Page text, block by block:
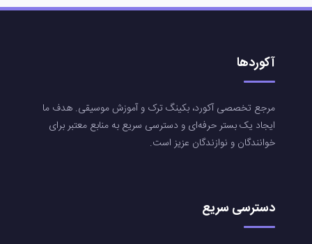
آکوردها
مرجع تخصصی آکورد، بکینگ ترک و آموزش موسیقی. هدف ما
ایجاد یک بستر حرفه‌ای و دسترسی سریع به منابع معتبر برای
خوانندگان و نوازندگان عزیز است.
دسترسی سریع